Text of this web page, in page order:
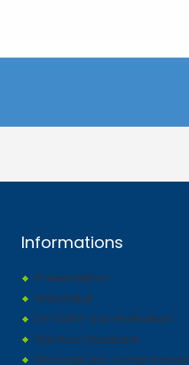
Informations
Présentation
Historique
De l'idée à la réalisation
Injection plastique
Moulage par compression